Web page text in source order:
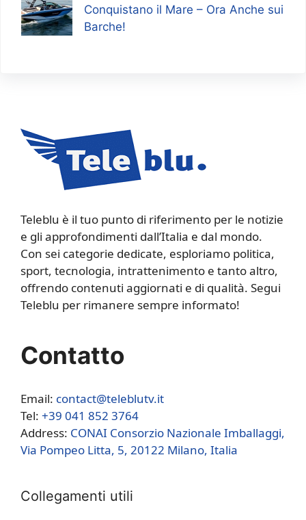
Conquistano il Mare – Ora Anche sui
Barche!
Teleblu è il tuo punto di riferimento per le notizie
e gli approfondimenti dall’Italia e dal mondo.
Con sei categorie dedicate, esploriamo politica,
sport, tecnologia, intrattenimento e tanto altro,
offrendo contenuti aggiornati e di qualità. Segui
Teleblu per rimanere sempre informato!
Contatto
Email: contact@teleblutv.it
Tel: +39 041 852 3764
Address: CONAI Consorzio Nazionale Imballaggi,
Via Pompeo Litta, 5, 20122 Milano, Italia
Collegamenti utili